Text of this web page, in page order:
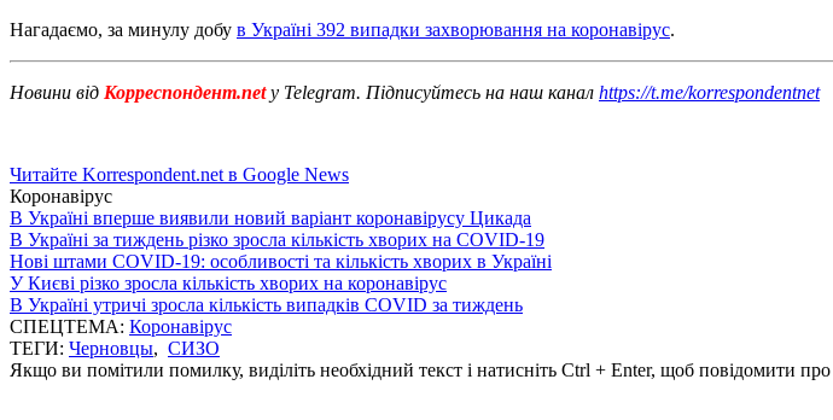
Нагадаємо, за минулу добу в Україні 392 випадки захворювання на коронавірус.
Новини від Корреспондент.net у Telegram. Підписуйтесь на наш канал https://t.me/korrespondentnet
Читайте Korrespondent.net в Google News
Коронавірус
В Україні вперше виявили новий варіант коронавірусу Цикада
В Україні за тиждень різко зросла кількість хворих на COVID-19
Нові штами COVID-19: особливості та кількість хворих в Україні
У Києві різко зросла кількість хворих на коронавірус
В Україні утричі зросла кількість випадків COVID за тиждень
СПЕЦТЕМА: Коронавірус
ТЕГИ: Черновцы, СИЗО
Якщо ви помітили помилку, виділіть необхідний текст і натисніть Ctrl + Enter, щоб повідомити